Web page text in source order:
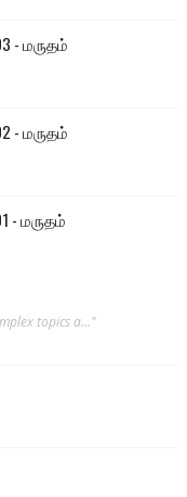
- மருதம்
- மருதம்
- மருதம்
topics a..."